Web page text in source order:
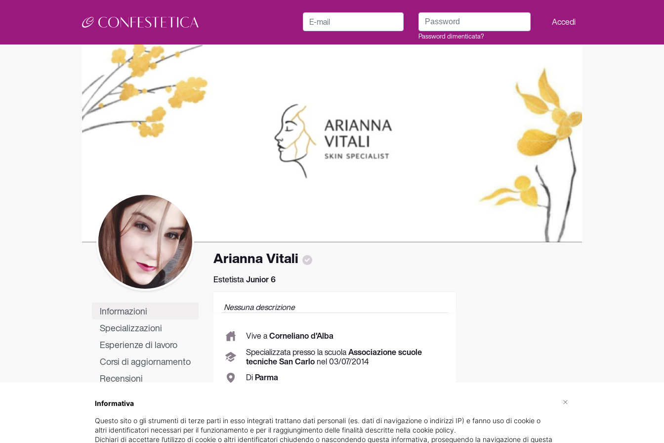
E-mail Password
Password dimenticata?
Accedi
Informazioni
Specializzazioni
Esperienze di lavoro
Corsi di aggiornamento
Recensioni
Arianna Vitali
EstetistaJunior6
Nessuna descrizione
Vive aCorneliano d'Alba
Specializzatapresso la scuolaAssociazione scuole
tecniche San Carlo nel03/07/2014
Di Parma
Vedi le informazioni di Arianna
Informativa
Questo sito o gli strumenti di terze parti in esso integrati trattano dati personali (es. dati di navigazione o indirizzi IP) e fanno uso di cookie o
altri identificatori necessari per il funzionamento e per il raggiungimento delle finalità descritte nella cookie policy.
Dichiari di accettare l’utilizzo di cookie o altri identificatori chiudendo o nascondendo questa informativa, proseguendo la navigazione di questa
×